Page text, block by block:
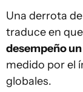
Una derrota
traduce en que
desempeño
medido por el
globales.